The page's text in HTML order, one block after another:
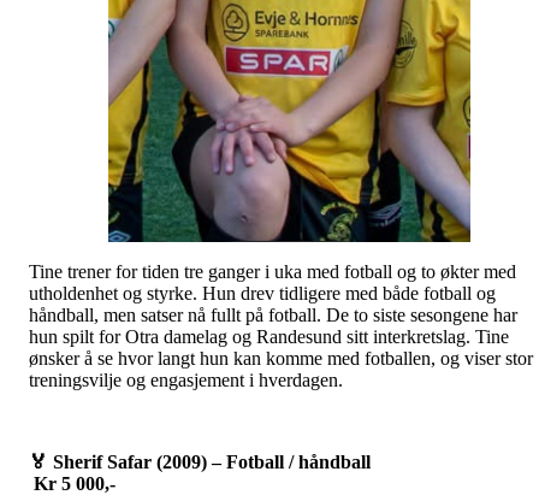
Tine trener for tiden tre ganger i uka med fotball og to økter med
utholdenhet og styrke. Hun drev tidligere med både fotball og
håndball, men satser nå fullt på fotball. De to siste sesongene har
hun spilt for Otra damelag og Randesund sitt interkretslag. Tine
ønsker å se hvor langt hun kan komme med fotballen, og viser stor
treningsvilje og engasjement i hverdagen.
🏅 Sherif Safar (2009) – Fotball / håndball
Kr 5 000,-